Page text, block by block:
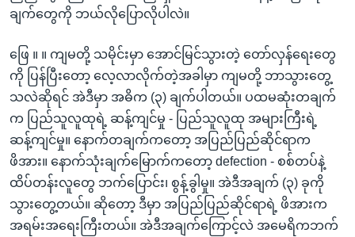
ချက်တွေကို ဘယ်လိုပြောလိုပါလဲ။
ဖြေ ။ ။ ကျမတို့ သမိုင်းမှာ အောင်မြင်သွားတဲ့ တော်လှန်ရေးတွေ
ကို ပြန်ပြီးတော့ လေ့လာလိုက်တဲ့အခါမှာ ကျမတို့ ဘာသွားတွေ့
သလဲဆိုရင် အဲဒီမှာ အဓိက (၃) ချက်ပါတယ်။ ပထမဆုံးတချက်
က ပြည်သူလူထုရဲ့ ဆန့်ကျင်မှု - ပြည်သူလူထု အများကြီးရဲ့
ဆန့်ကျင်မှု။ နောက်တချက်ကတော့ အပြည်ပြည်ဆိုင်ရာက
ဖိအား။ နောက်သုံးချက်မြောက်ကတော့ defection - စစ်တပ်နဲ့
ထိပ်တန်းလူတွေ ဘက်ပြောင်း၊ စွန့်ခွါမှု။ အဲဒီအချက် (၃) ခုကို
သွားတွေ့တယ်။ ဆိုတော့ ဒီမှာ အပြည်ပြည်ဆိုင်ရာရဲ့ ဖိအားက
အရမ်းအရေးကြီးတယ်။ အဲဒီအချက်ကြောင့်လဲ အမေရိကဘက်